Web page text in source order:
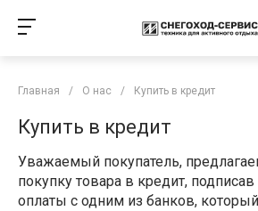
Главная / О нас / Купить в кредит
Купить в кредит
Уважаемый покупатель,
покупку товара в кредит,
оплаты с одним из банков,